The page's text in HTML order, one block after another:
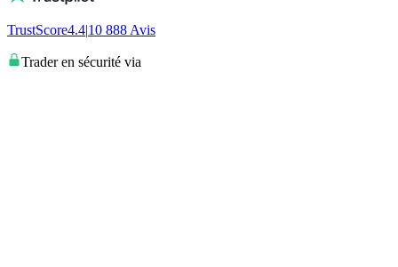
TrustScore4.4|10 888 Avis
Trader en sécurité via